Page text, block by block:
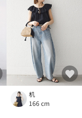
机
166 cm